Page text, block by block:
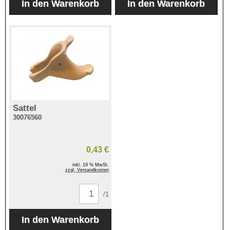
Sattel
30076560
0,43 €
inkl. 19 % MwSt.
zzgl. Versandkosten
/1